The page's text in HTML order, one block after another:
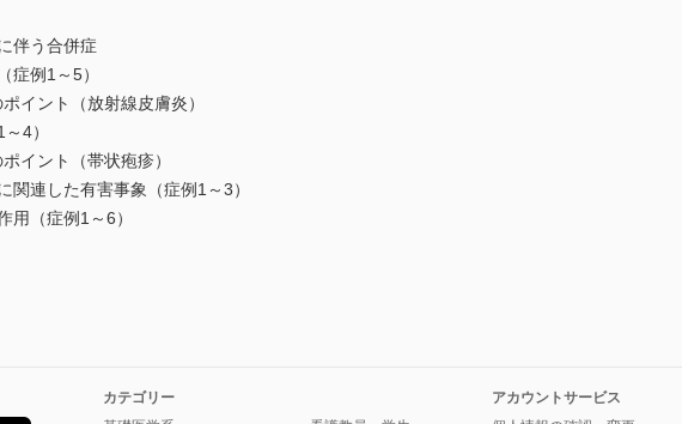
伴う合併症
例1～5）
ント（放射線皮膚炎）
4）
ント（帯状疱疹）
連した有害事象（症例1～3）
（症例1～6）
カテゴリー
アカウントサービス